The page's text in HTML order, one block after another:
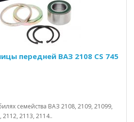
передней ВАЗ 2108 CS 745
семейства ВАЗ 2108, 2109, 21099,
2113, 2114..